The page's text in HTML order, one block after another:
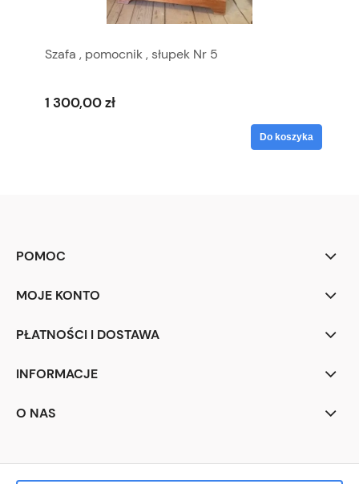
Szafa , pomocnik , słupek Nr 5
1 300,00 zł
Do koszyka
POMOC
MOJE KONTO
PŁATNOŚCI I DOSTAWA
INFORMACJE
O NAS